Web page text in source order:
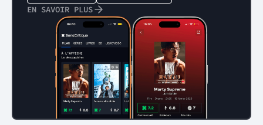
EN SAVOIR PLUS